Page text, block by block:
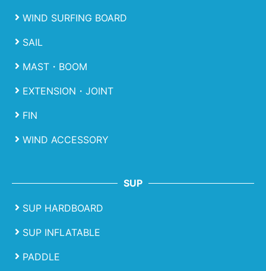
WIND SURFING BOARD
SAIL
MAST・BOOM
EXTENSION・JOINT
FIN
WIND ACCESSORY
SUP
SUP HARDBOARD
SUP INFLATABLE
PADDLE